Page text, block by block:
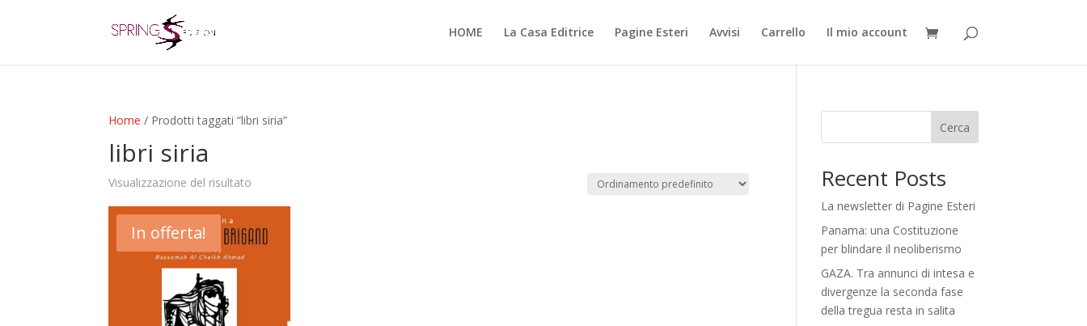
HOME La Casa Editrice Pagine Esteri Avvisi Carrello Il mio account
Home / Prodotti taggati “libri siria”
libri siria
Visualizzazione del risultato
In offerta!
Cerca
Recent Posts
La newsletter di Pagine Esteri
Panama: una Costituzione
per blindare il neoliberismo
GAZA. Tra annunci di intesa e
divergenze la seconda fase
della tregua resta in salita